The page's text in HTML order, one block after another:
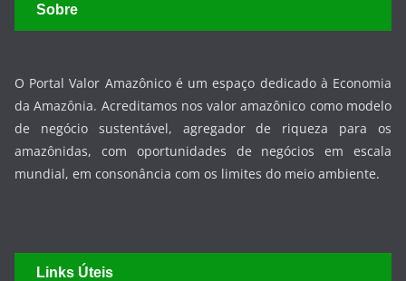
Sobre
O Portal Valor Amazônico é um espaço dedicado à Economia
da Amazônia. Acreditamos nos valor amazônico como modelo
de negócio sustentável, agregador de riqueza para os
amazônidas, com oportunidades de negócios em escala
mundial, em consonância com os limites do meio ambiente.
Links Úteis